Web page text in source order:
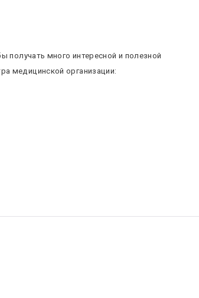
получать много интересной и полезной
медицинской организации: